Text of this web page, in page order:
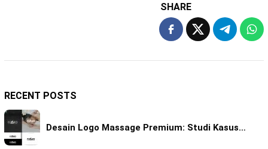
SHARE
RECENT POSTS
Desain Logo Massage Premium: Studi Kasus…